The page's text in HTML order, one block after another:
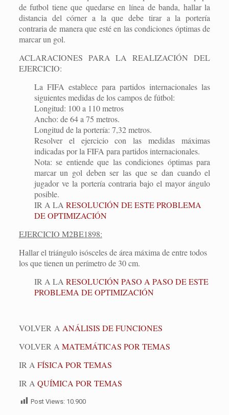
de futbol tiene que quedarse en línea de banda, hallar la
distancia del córner a la que debe tirar a la portería
contraria de manera que esté en las condiciones óptimas de
marcar un gol.
ACLARACIONES PARA LA REALIZACIÓN DEL
EJERCICIO:
La FIFA establece para partidos internacionales las
siguientes medidas de los campos de fútbol:
Longitud: 100 a 110 metros
Ancho: de 64 a 75 metros.
Longitud de la portería: 7,32 metros.
Resolver el ejercicio con las medidas máximas
indicadas por la FIFA para partidos internacionales.
Nota: se entiende que las condiciones óptimas para
marcar un gol deben ser las que se dan cuando el
jugador ve la portería contraria bajo el mayor ángulo
posible.
IR A LA RESOLUCIÓN DE ESTE PROBLEMA
DE OPTIMIZACIÓN
EJERCICIO M2BE1898:
Hallar el triángulo isósceles de área máxima de entre todos
los que tienen un perímetro de 30 cm.
IR A LA RESOLUCIÓN PASO A PASO DE ESTE
PROBLEMA DE OPTIMIZACIÓN
VOLVER A ANÁLISIS DE FUNCIONES
VOLVER A MATEMÁTICAS POR TEMAS
IR A FÍSICA POR TEMAS
IR A QUÍMICA POR TEMAS
Post Views: 10.900